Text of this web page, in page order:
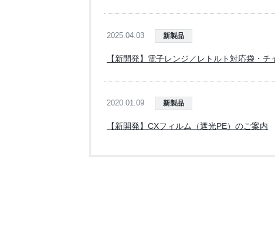
2025.04.03 新製品
【新開発】電子レンジ／レトルト対応袋・
2020.01.09 新製品
【新開発】CXフィルム（遮光PE）のご案内